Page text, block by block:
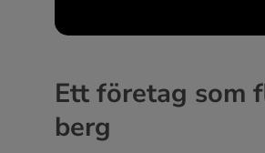
Ett företag som
berg